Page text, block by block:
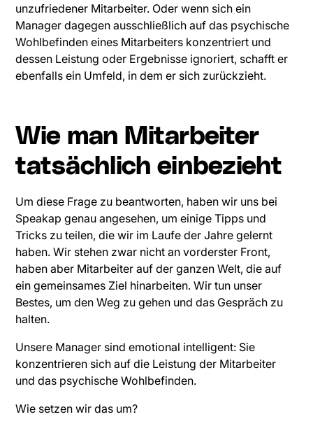
unzufriedener Mitarbeiter. Oder wenn sich ein
Manager dagegen ausschließlich auf das psychische
Wohlbefinden eines Mitarbeiters konzentriert und
dessen Leistung oder Ergebnisse ignoriert, schafft er
ebenfalls ein Umfeld, in dem er sich zurückzieht.
Wie man Mitarbeiter
tatsächlich einbezieht
Um diese Frage zu beantworten, haben wir uns bei
Speakap genau angesehen, um einige Tipps und
Tricks zu teilen, die wir im Laufe der Jahre gelernt
haben. Wir stehen zwar nicht an vorderster Front,
haben aber Mitarbeiter auf der ganzen Welt, die auf
ein gemeinsames Ziel hinarbeiten. Wir tun unser
Bestes, um den Weg zu gehen und das Gespräch zu
halten.
Unsere Manager sind emotional intelligent: Sie
konzentrieren sich auf die Leistung der Mitarbeiter
und das psychische Wohlbefinden.
Wie setzen wir das um?